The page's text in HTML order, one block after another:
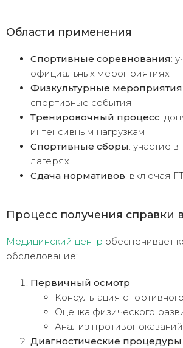
Области применения
Спортивные соревнования:
официальных мероприятиях
Физкультурные мероприятия
спортивные события
Тренировочный процесс:
интенсивным нагрузкам
Спортивные сборы: участие
лагерях
Сдача нормативов: включая
Процесс получения справки
Медицинский центр обеспечивает
обследование:
Первичный осмотр
Консультация
Оценка физического
Анализ противопоказаний
Диагностические процедуры